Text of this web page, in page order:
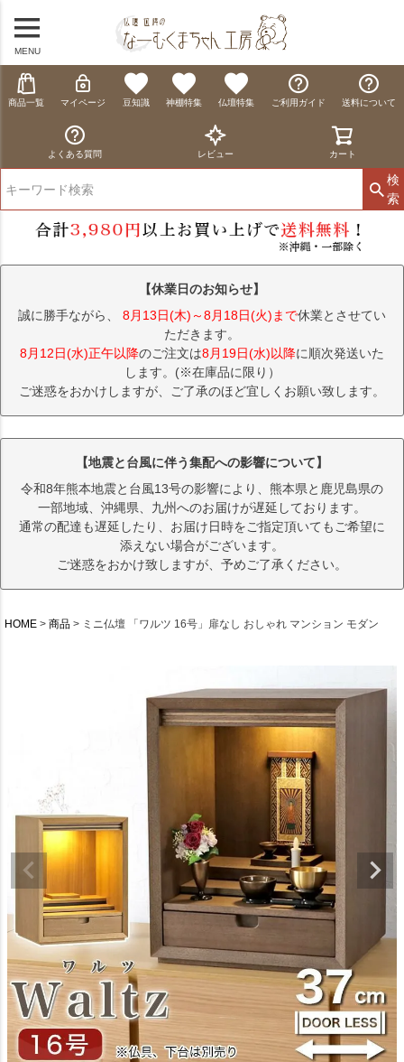
MENU
商品一覧 マイページ 豆知識 神棚特集 仏壇特集 ご利用ガイド 送料について
よくある質問 レビュー カート
検
索
【休業日のお知らせ】
誠に勝手ながら、 8月13日(木)～8月18日(火)まで休業とさせてい
ただきます。
8月12日(水)正午以降のご注文は8月19日(水)以降に順次発送いた
します。(※在庫品に限り）
ご迷惑をおかけしますが、ご了承のほど宜しくお願い致します。
【地震と台風に伴う集配への影響について】
令和8年熊本地震と台風13号の影響により、熊本県と鹿児島県の
一部地域、沖縄県、九州へのお届けが遅延しております。
通常の配達も遅延したり、お届け日時をご指定頂いてもご希望に
添えない場合がございます。
ご迷惑をおかけ致しますが、予めご了承ください。
HOME 商品 ミニ仏壇 「ワルツ 16号」扉なし おしゃれ マンション モダン